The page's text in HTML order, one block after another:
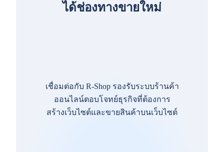
ได้ช่องทางขายใหม่
เชื่อมต่อกับ R-Shop รองรับระบบร้านค้า
ออนไลน์ตอบโจทย์ธุรกิจที่ต้องการ
สร้างเว็บไซต์และขายสินค้าบนเว็บไซต์